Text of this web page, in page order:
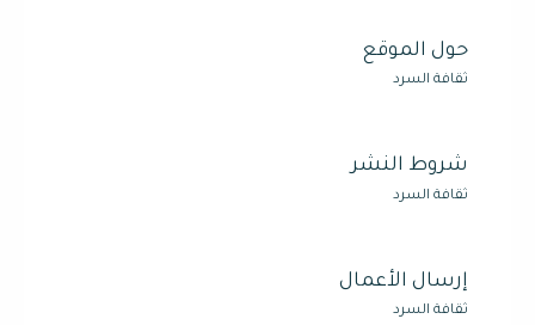
حول الموقع
ثقافة السرد
شروط النشر
ثقافة السرد
إرسال الأعمال
ثقافة السرد